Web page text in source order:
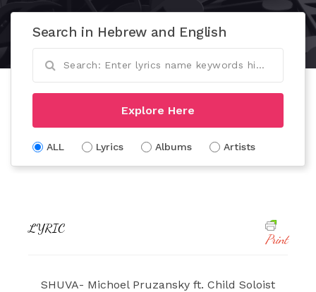
Search in Hebrew and English
Explore Here
ALL Lyrics Albums Artists
LYRIC
Print
SHUVA- Michoel Pruzansky ft. Child Soloist